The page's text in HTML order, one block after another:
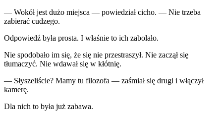
— Wokół jest dużo miejsca — powiedział cicho. — Nie trzeba
zabierać cudzego.
Odpowiedź była prosta. I właśnie to ich zabolało.
Nie spodobało im się, że się nie przestraszył. Nie zaczął się
tłumaczyć. Nie wdawał się w kłótnię.
— Słyszeliście? Mamy tu filozofa — zaśmiał się drugi i włączył
kamerę.
Dla nich to była już zabawa.